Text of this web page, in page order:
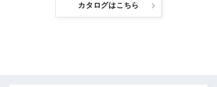
カタログはこちら